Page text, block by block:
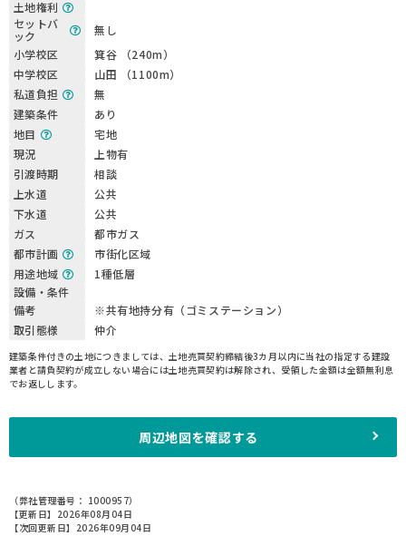
土地権利
セットバ
ック
無し
小学校区
箕谷 （240m）
中学校区
山田 （1100m）
私道負担
無
建築条件
あり
地目
宅地
現況
上物有
引渡時期
相談
上水道
公共
下水道
公共
ガス
都市ガス
都市計画
市街化区域
用途地域
1種低層
設備・条件
備考
※共有地持分有（ゴミステーション）
取引態様
仲介
建築条件付きの土地につきましては、土地売買契約締結後3カ月以内に当社の指定する建設
業者と請負契約が成立しない場合には土地売買契約は解除され、受領した金額は全額無利息
でお返しします。
周辺地図を確認する
（弊社管理番号： 1000957）
【更新日】2026年08月04日
【次回更新日】2026年09月04日